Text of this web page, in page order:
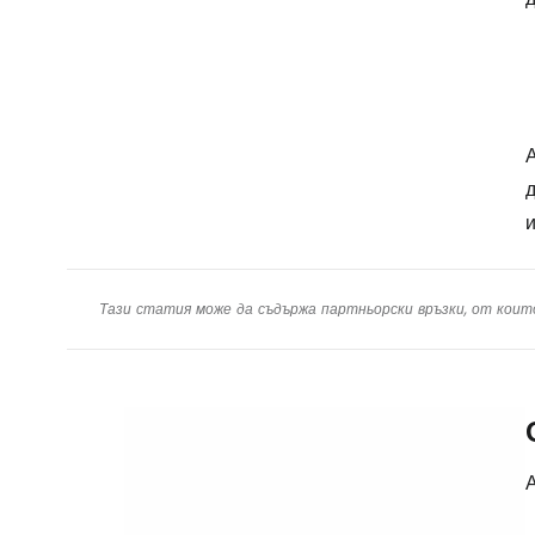
Тази статия може да съдържа партньорски връзки, от